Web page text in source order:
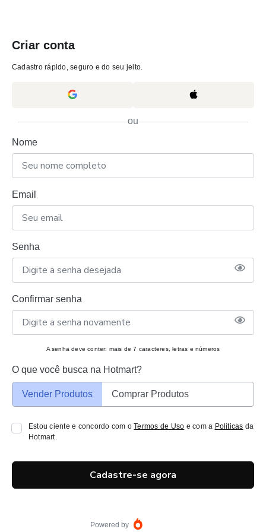
Criar conta
Cadastro rápido, seguro e do seu jeito.
ou
Nome
Email
Senha
Confirmar senha
A senha deve conter: mais de 7 caracteres, letras e números
O que você busca na Hotmart?
Vender Produtos Comprar Produtos
Estou ciente e concordo com oTermos de Uso e com a Políticas da
Hotmart.
Cadastre-se agora
Powered by